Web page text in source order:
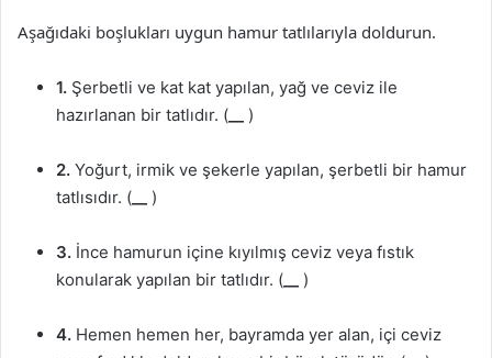
Aşağıdaki boşlukları uygun hamur tatlılarıyla doldurun.
1. Şerbetli ve kat kat yapılan, yağ ve ceviz ile
hazırlanan bir tatlıdır. (
)
2. Yoğurt, irmik ve şekerle yapılan, şerbetli bir hamur
tatlısıdır. (
)
3. İnce hamurun içine kıyılmış ceviz veya fıstık
konularak yapılan bir tatlıdır. (
)
4. Hemen hemen her, bayramda yer alan, içi ceviz